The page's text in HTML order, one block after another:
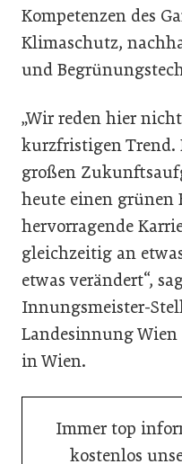
Kompetenzen des
Klimaschutz,
und
„Wir reden hier
kurzfristigen Trend.
großen
heute einen grünen
hervorragende
gleichzeitig an
etwas verändert“,
Innungsmeister-
Landesinnung
in Wien.
Immer top
kostenlos